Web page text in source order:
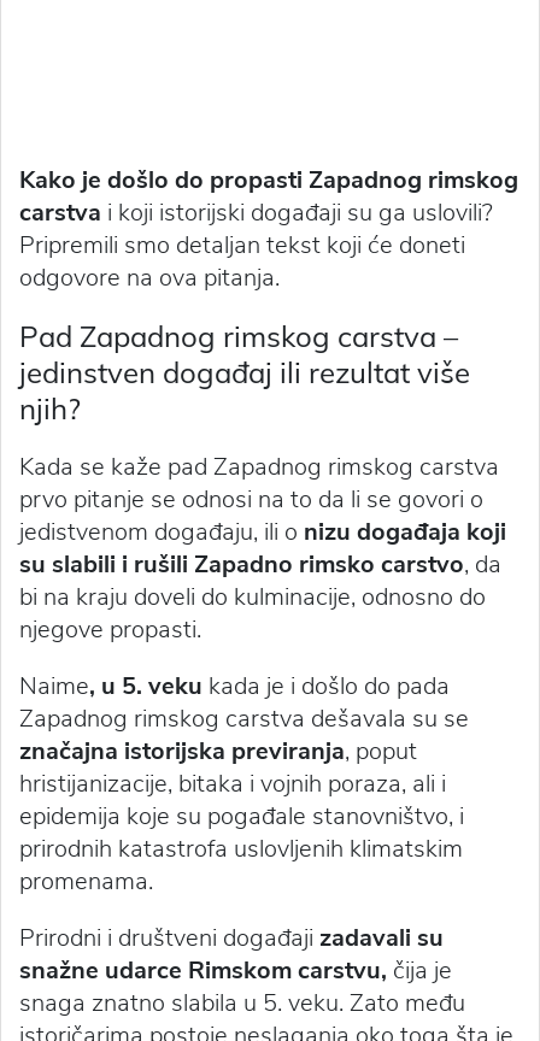
Kako je došlo do propasti Zapadnog rimskog
carstva i koji istorijski događaji su ga uslovili?
Pripremili smo detaljan tekst koji će doneti
odgovore na ova pitanja.
Pad Zapadnog rimskog carstva –
jedinstven događaj ili rezultat više
njih?
Kada se kaže pad Zapadnog rimskog carstva
prvo pitanje se odnosi na to da li se govori o
jedistvenom događaju, ili o nizu događaja koji
su slabili i rušili Zapadno rimsko carstvo, da
bi na kraju doveli do kulminacije, odnosno do
njegove propasti.
Naime, u 5. veku kada je i došlo do pada
Zapadnog rimskog carstva dešavala su se
značajna istorijska previranja, poput
hristijanizacije, bitaka i vojnih poraza, ali i
epidemija koje su pogađale stanovništvo, i
prirodnih katastrofa uslovljenih klimatskim
promenama.
Prirodni i društveni događaji zadavali su
snažne udarce Rimskom carstvu, čija je
snaga znatno slabila u 5. veku. Zato među